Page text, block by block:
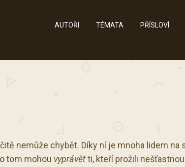
AUTOŘI TÉMATA PŘÍSLOVÍ
nemůže chybět. Díky ní je mnoha lidem
o tom mohou vyprávětti, kteří prožili